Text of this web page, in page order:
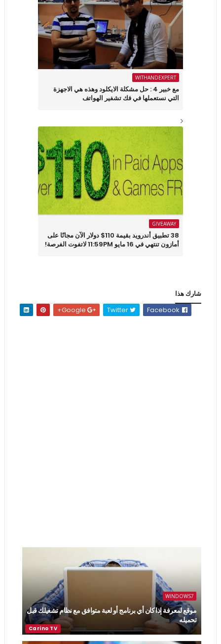
WITHANDEXPERT
مع خبير 4 : حل مشكلة الايكلود وهذه هي الاجهزة
التي نستعملها في فك تشفير الهواتف
GIVEAWAY
38 تطبيق أندرويد بقيمة 110$ دولار الآن مجانًا على
أمازون تنتهي في 16 مايو 11:59PM لاتفوت الفرصة!
شارك هذا
Twitter
WINDOWS7
موقع لمعرفة إذا كان أي برنامج أو لعبة متوافق مع نظام تشغيلك قبل
تحميله